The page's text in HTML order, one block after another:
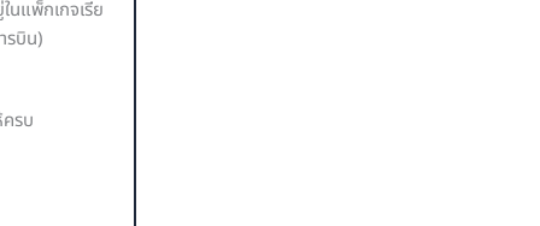
นแพ็กเกจเรีย
รบิน)
รบ